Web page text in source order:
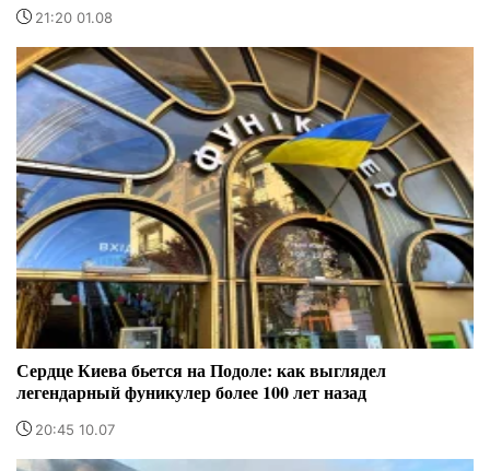
21:20 01.08
Сердце Киева бьется на Подоле: как выглядел
легендарный фуникулер более 100 лет назад
20:45 10.07